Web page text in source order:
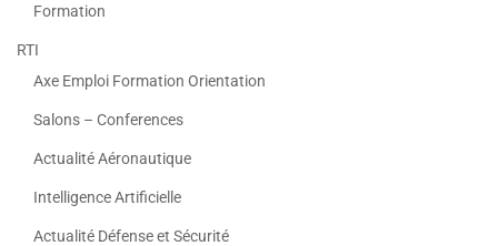
Formation
RTI
Axe Emploi Formation Orientation
Salons – Conferences
Actualité Aéronautique
Intelligence Artificielle
Actualité Défense et Sécurité